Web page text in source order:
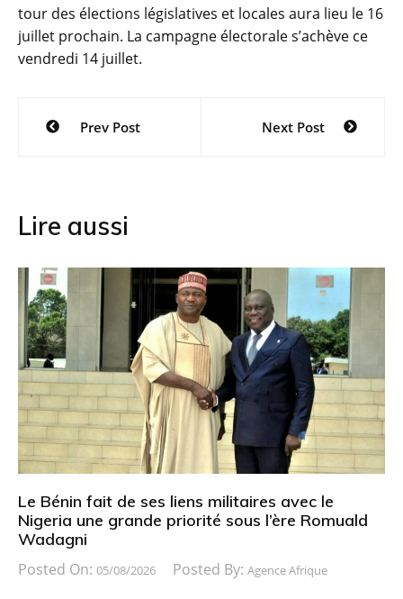
tour des élections législatives et locales aura lieu le 16
juillet prochain. La campagne électorale s’achève ce
vendredi 14 juillet.
Navigation
Prev Post Next Post
Lire aussi
Le Bénin fait de ses liens militaires avec le
Nigeria une grande priorité sous l’ère Romuald
Wadagni
Posted On: 05/08/2026 Posted By: Agence Afrique